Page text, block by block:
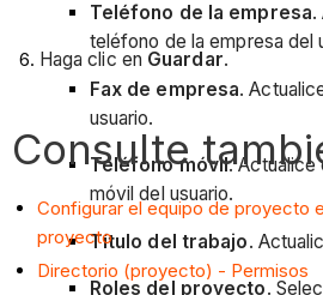
Teléfono de la empresa.
teléfono de la empresa del
Fax de empresa.
usuario.
Teléfono móvil. Actualice
móvil del usuario.
Título del trabajo.
Roles del proyecto.
Haga clic en Guardar.
Consulte
Configurar el equipo de proyecto
proyecto
Directorio (proyecto) - Permisos